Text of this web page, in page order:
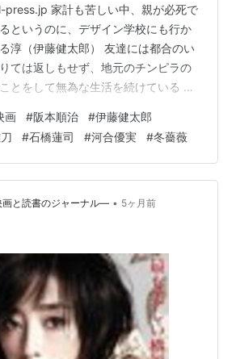
press.jp 家計も苦しい中、親が必死で
というのに、デザイン学校にも行か
淳（伊藤健太郎） 友達には都合のい
ては返しもせず、地元のチンピラの
とをして無為な生活を続けている 土
っている母（余貴美子）は、かつて
淳としっかり向き合うことが出来
逃げていた そんなある日、淳はデザ
業を継ぐ為に戻った岡山に行き、そ
て働こうと（勝手に）決心する 深夜
出発…
画 #阪本順治 #伊藤健太郎
#石橋蓮司 #河合優実 #冬薔薇
と読書のジャーナル― • 5ヶ月前